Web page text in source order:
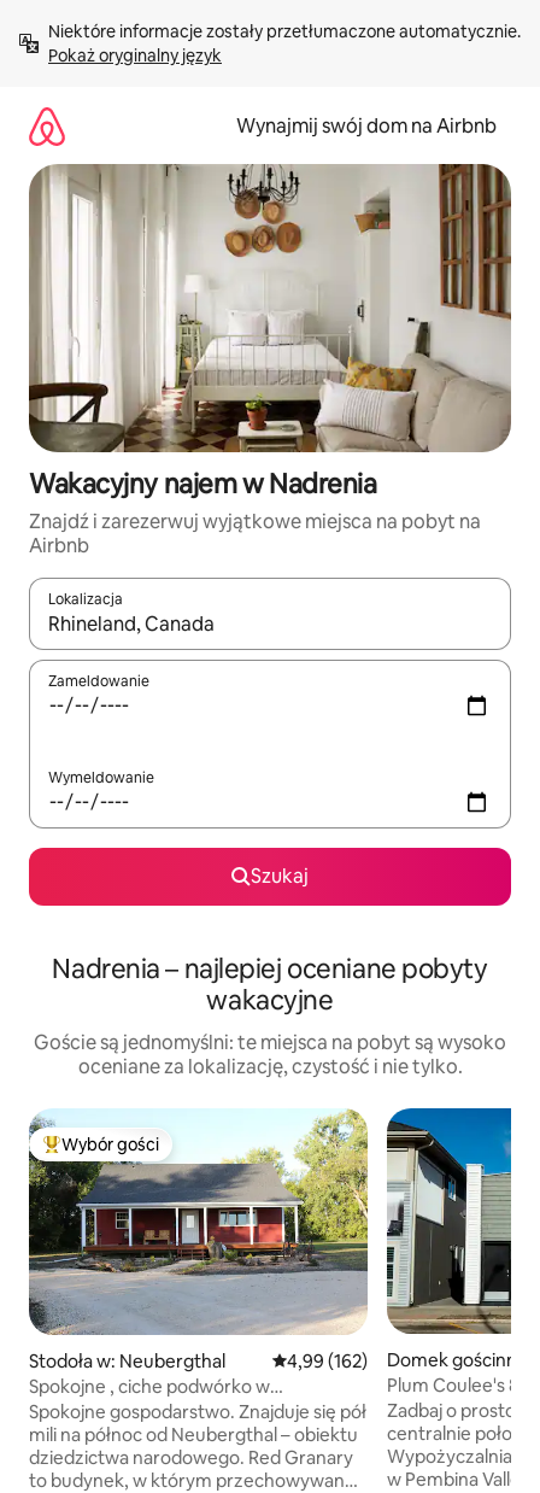
treści Pokaż oryginalny język
Wynajmij swój dom na Airbnb
Wakacyjny najem w Nadrenia
Znajdź i zarezerwuj wyjątkowe miejsca na pobyt na
Airbnb
Lokalizacja
Gdy wyniki będą dostępne, możesz poruszać się po nich za
Zameldowanie
Wymeldowanie
Szukaj
Nadrenia – najlepiej oceniane pobyty
wakacyjne
Goście są jednomyślni: te miejsca na pobyt są wysoko
oceniane za lokalizację, czystość i nie tylko.
Najpopularniejsze z kategorii Wybór gości
Wybór gości
Stodoła w: Neubergthal Średnia ocena: 4,99 na 5, liczba
4,99 (162)
Spokojne , ciche podwórko w
zabytkowym spichlerzu
Spokojne gospodarstwo. Znajduje się pół
mili na północ od Neubergthal – obiektu
dziedzictwa narodowego. Red Granary
to budynek, w którym przechowywano
Domek gościnny
Plum Coulee's
pobytu
Zadbaj o
centralnie
Wypożyczalnia
w Pembina Valley. W pobliżu Morden,